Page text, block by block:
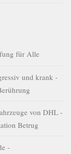
für Alle
und krank -
von DHL -
Betrug
-